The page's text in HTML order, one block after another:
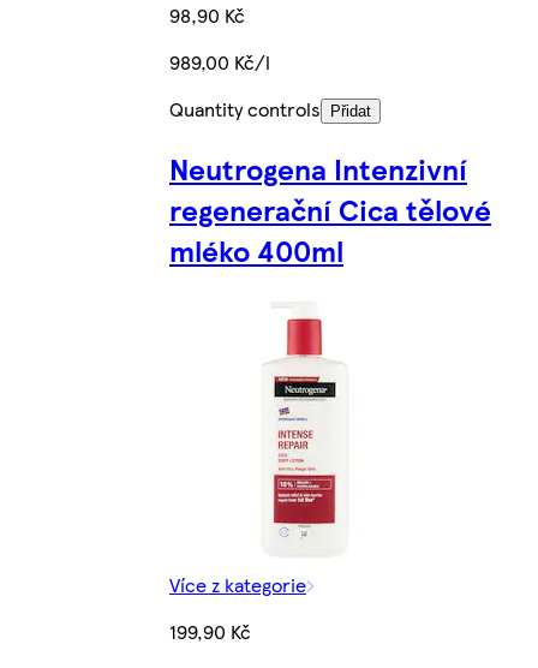
98,90 Kč
989,00 Kč/l
Quantity controls
Přidat
Neutrogena Intenzivní
regenerační Cica tělové
mléko 400ml
Více z kategorie
199,90 Kč